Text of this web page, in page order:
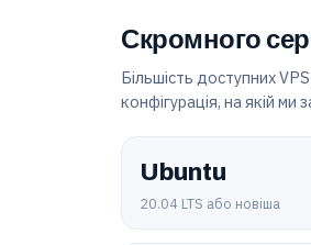
Скромного
Більшість доступних
конфігурація, на якій ми
Ubuntu
20.04 LTS або новіша